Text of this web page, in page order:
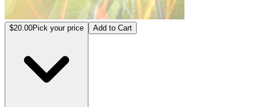
$20.00Pick your price Add to Cart